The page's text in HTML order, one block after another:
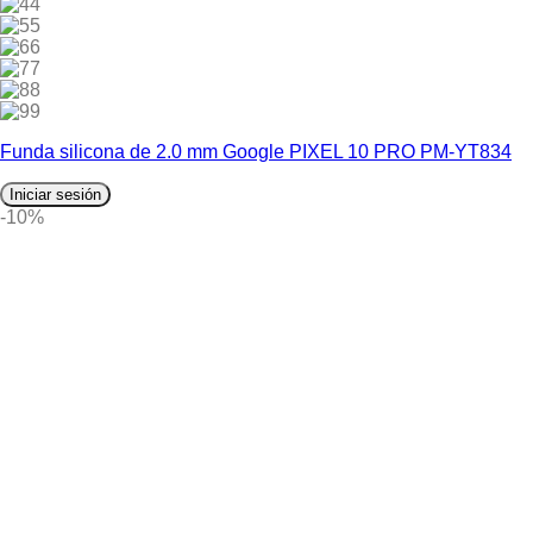
4
5
6
7
8
9
Funda silicona de 2.0 mm Google PIXEL 10 PRO PM-YT834
Iniciar sesión
-10%